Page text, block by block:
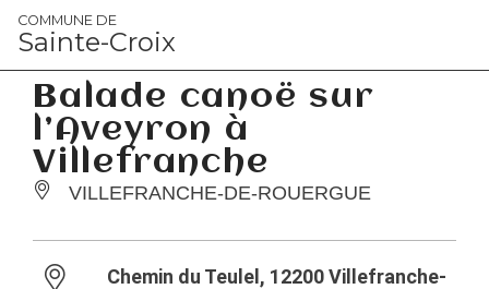
Panneau de gestion des cookies
COMMUNE DE
Sainte-Croix
Balade canoë sur
l’Aveyron à
Villefranche
VILLEFRANCHE-DE-ROUERGUE
Chemin du Teulel, 12200 Villefranche-